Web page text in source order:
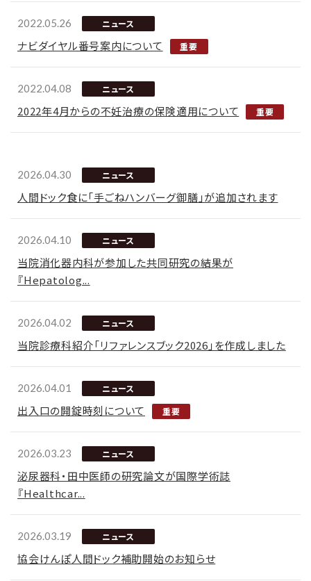
2022.05.26 ニュース
ナビダイヤル番号案内について
2022.04.08 ニュース
2022年4月からの不妊治療の保険適用について
2026.04.30 ニュース
人間ドック食に「手ごねハンバーグ御膳」が追加されます
2026.04.10 ニュース
当院消化器内科が参加した共同研究の結果が
『Hepatolog...
2026.04.02 ニュース
当院診療科紹介「リファレンスブック2026」を作成しました
2026.04.01 ニュース
出入口の開錠時刻について
2026.03.23 ニュース
泌尿器科・田中医師の研究論文が国際学術誌
『Healthcar...
2026.03.19 ニュース
協会けんぽ人間ドック補助開始のお知らせ